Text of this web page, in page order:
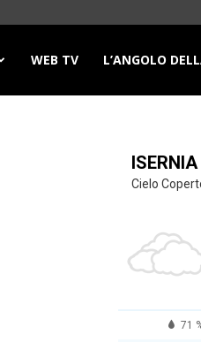
WEB TV L’ANGOLO
ISERNIA
Cielo
71